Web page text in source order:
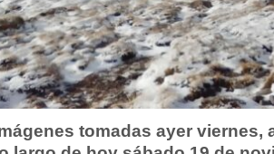
tomadas ayer viernes,